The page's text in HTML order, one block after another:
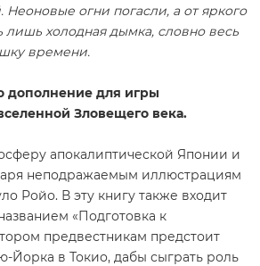
огни погасли, а от яркого
лишь холодная дымка, словно весь
времени.
дополнение для игры
Зловещего века.
апокалиптической Японии и
неподражаемым иллюстрациям
Ройо. В эту книгу также входит
«Подготовка к
предвестникам предстоит
Йорка в Токио, дабы сыграть роль